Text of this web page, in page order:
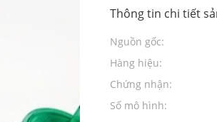
Thông tin chi tiết
Nguồn gốc:
Hàng hiệu:
Chứng nhận:
Số mô hình: